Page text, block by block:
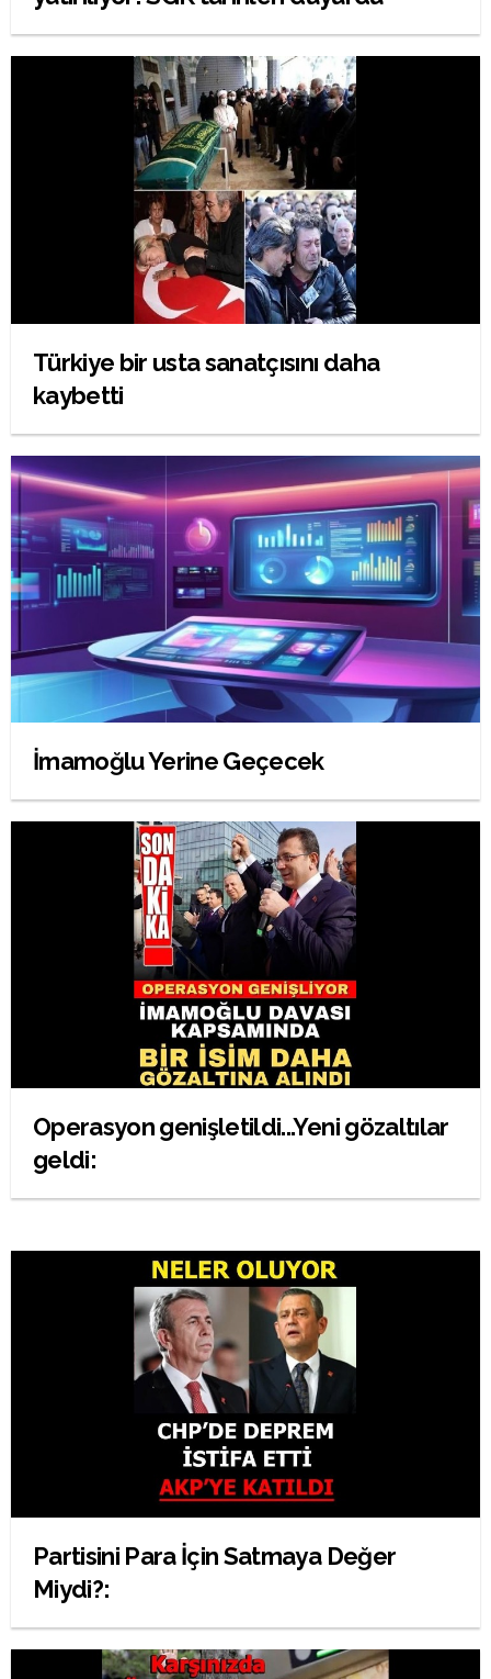
Türkiye bir usta sanatçısını daha
kaybetti
İmamoğlu Yerine Geçecek
Operasyon genişletildi...Yeni gözaltılar
geldi:
Partisini Para İçin Satmaya Değer
Miydi?: